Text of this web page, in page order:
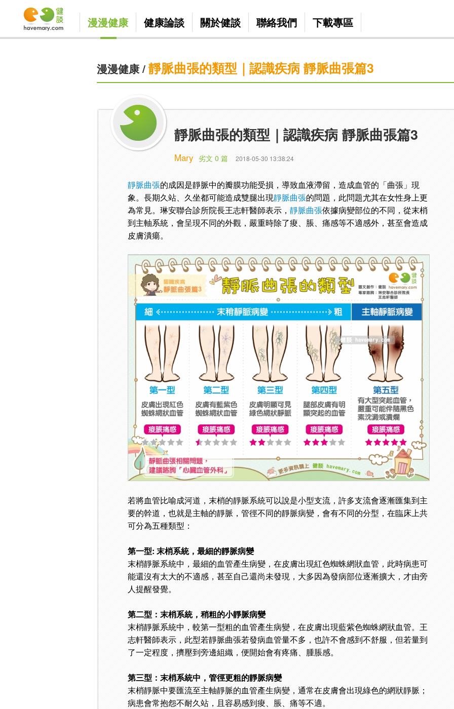
漫漫健康 健康論談 關於健談 聯絡我們 下載專區
漫漫健康/ 靜脈曲張的類型｜認識疾病 靜脈曲張篇3
靜脈曲張的類型｜認識疾病 靜脈曲張篇3
Mary 劣文 0 篇 2018-05-30 13:38:24
靜脈曲張的成因是靜脈中的瓣膜功能受損，導致血液滯留，造成血管的「曲張」現
象。長期久站、久坐都可能造成雙腿出現靜脈曲張的問題，此問題尤其在女性身上更
為常見。琳安聯合診所院長王志軒醫師表示，靜脈曲張依據病變部位的不同，從末梢
到主軸系統，會呈現不同的外觀，嚴重時除了痠、脹、痛感等不適感外，甚至會造成
皮膚潰瘍。
若將血管比喻成河道，末梢的靜脈系統可以說是小型支流，許多支流會逐漸匯集到主
要的幹道，也就是主軸的靜脈，管徑不同的靜脈病變，會有不同的分型，在臨床上共
可分為五種類型：
第一型: 末梢系統，最細的靜脈病變
末梢靜脈系統中，最細的血管產生病變，在皮膚出現紅色蜘蛛網狀血管，此時病患可
能還沒有太大的不適感，甚至自己還尚未發現，大多因為發病部位逐漸擴大，才由旁
人提醒發覺。
第二型：末梢系統，稍粗的小靜脈病變
末梢靜脈系統中，較第一型粗的血管產生病變，在皮膚出現藍紫色蜘蛛網狀血管。王
志軒醫師表示，此型若靜脈曲張若發病血管量不多，也許不會感到不舒服，但若量到
了一定程度，擠壓到旁邊組織，便開始會有疼痛、腫脹感。
第三型：末梢系統中，管徑更粗的靜脈病變
末梢靜脈中要匯流至主軸靜脈的血管產生病變，通常在皮膚會出現綠色的網狀靜脈；
病患會常抱怨不耐久站，且容易感到痠、脹、痛等不適。